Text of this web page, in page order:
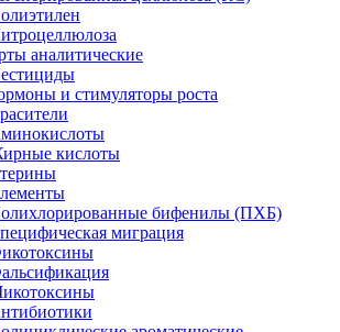
аналитические
и стимуляторы роста
кислоты
бифенилы (ПХБ)
миграция